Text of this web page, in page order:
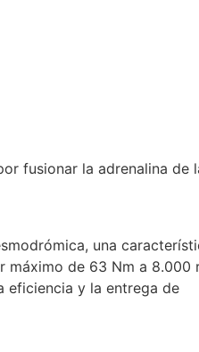
fusionar la adrenalina de
una
máximo de 63 Nm a 8.000
eficiencia y la entrega de